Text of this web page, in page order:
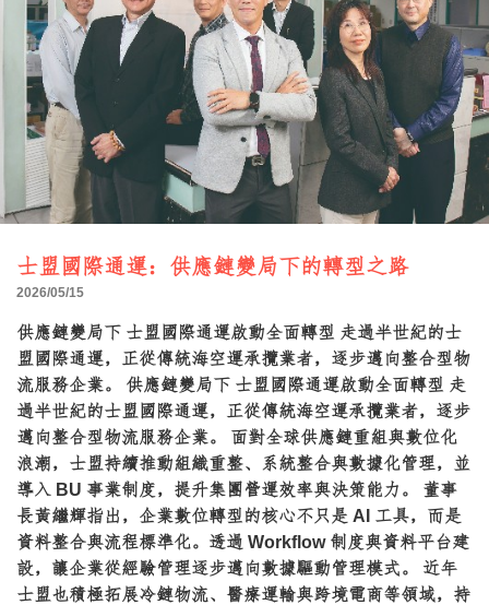
聯絡我們
繁中
士盟國際通運：供應鏈變局下的轉型之路
2026/05/15
供應鏈變局下 士盟國際通運啟動全面轉型 走過半世紀的士
盟國際通運，正從傳統海空運承攬業者，逐步邁向整合型物
流服務企業。 供應鏈變局下 士盟國際通運啟動全面轉型 走
過半世紀的士盟國際通運，正從傳統海空運承攬業者，逐步
邁向整合型物流服務企業。 面對全球供應鏈重組與數位化
浪潮，士盟持續推動組織重整、系統整合與數據化管理，並
導入 BU 事業制度，提升集團營運效率與決策能力。 董事
長黃繼輝指出，企業數位轉型的核心不只是 AI 工具，而是
資料整合與流程標準化。透過 Workflow 制度與資料平台建
設，讓企業從經驗管理逐步邁向數據驅動管理模式。 近年
士盟也積極拓展冷鏈物流、醫療運輸與跨境電商等領域，持